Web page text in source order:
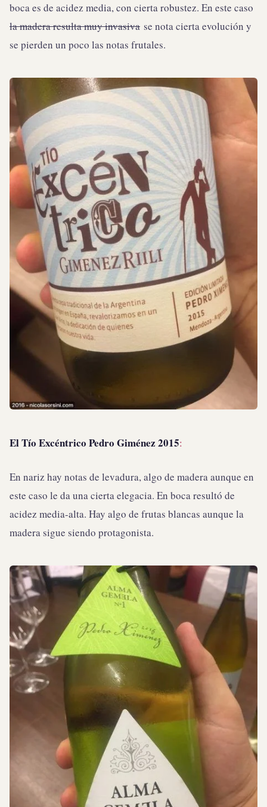
boca es de acidez media, con cierta robustez. En este caso
la madera resulta muy invasiva se nota cierta evolución y
se pierden un poco las notas frutales.
El Tío Excéntrico Pedro Giménez 2015:
En nariz hay notas de levadura, algo de madera aunque en
este caso le da una cierta elegacia. En boca resultó de
acidez media-alta. Hay algo de frutas blancas aunque la
madera sigue siendo protagonista.